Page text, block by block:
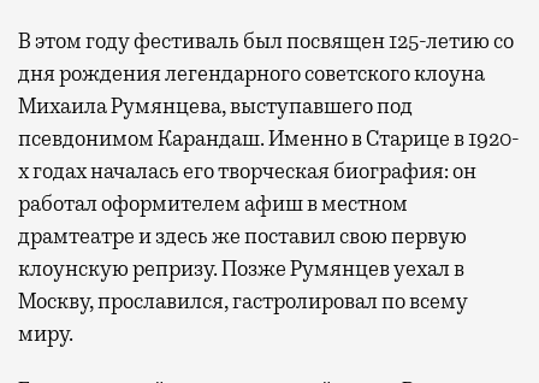
В этом году фестиваль был посвящен 125-летию со
дня рождения легендарного советского клоуна
Михаила Румянцева, выступавшего под
псевдонимом Карандаш. Именно в Старице в 1920-
х годах началась его творческая биография: он
работал оформителем афиш в местном
драмтеатре и здесь же поставил свою первую
клоунскую репризу. Позже Румянцев уехал в
Москву, прославился, гастролировал по всему
миру.